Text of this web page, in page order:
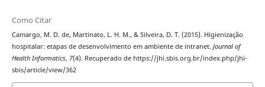
Como Citar
Camargo, M. D. de, Martinato, L. H. M., & Silveira, D. T. (2015). Higienização
hospitalar: etapas de desenvolvimento em ambiente de intranet. Journal of
Health Informatics, 7(4). Recuperado de https://jhi.sbis.org.br/index.php/jhi-
sbis/article/view/362